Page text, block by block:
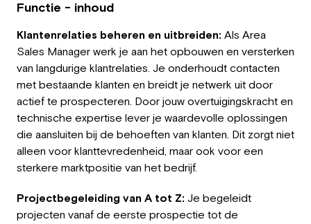
Functie - inhoud
Klantenrelaties beheren en uitbreiden: Als Area
Sales Manager werk je aan het opbouwen en versterken
van langdurige klantrelaties. Je onderhoudt contacten
met bestaande klanten en breidt je netwerk uit door
actief te prospecteren. Door jouw overtuigingskracht en
technische expertise lever je waardevolle oplossingen
die aansluiten bij de behoeften van klanten. Dit zorgt niet
alleen voor klanttevredenheid, maar ook voor een
sterkere marktpositie van het bedrijf.
Projectbegeleiding van A tot Z: Je begeleidt
projecten vanaf de eerste prospectie tot de